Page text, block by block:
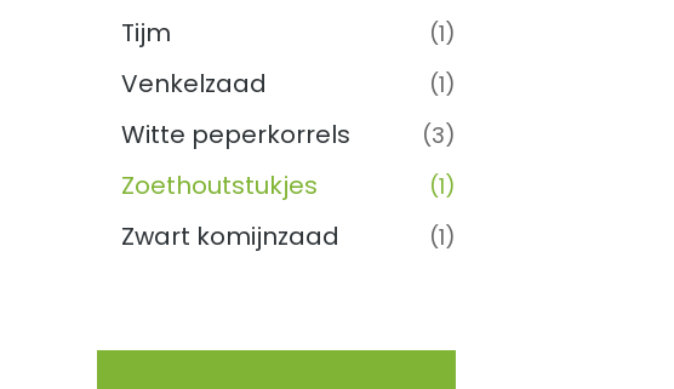
Tijm (1)
Venkelzaad (1)
Witte peperkorrels (3)
Zoethoutstukjes (1)
Zwart komijnzaad (1)